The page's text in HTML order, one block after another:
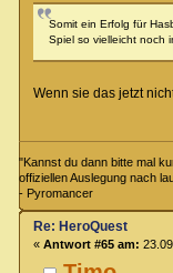
Somit ein Erfolg für
Spiel so vielleicht noch
Wenn sie das jetzt
"Kannst du dann bitte mal
offiziellen Auslegung nach
- Pyromancer
Re: HeroQuest
« Antwort #65 am: